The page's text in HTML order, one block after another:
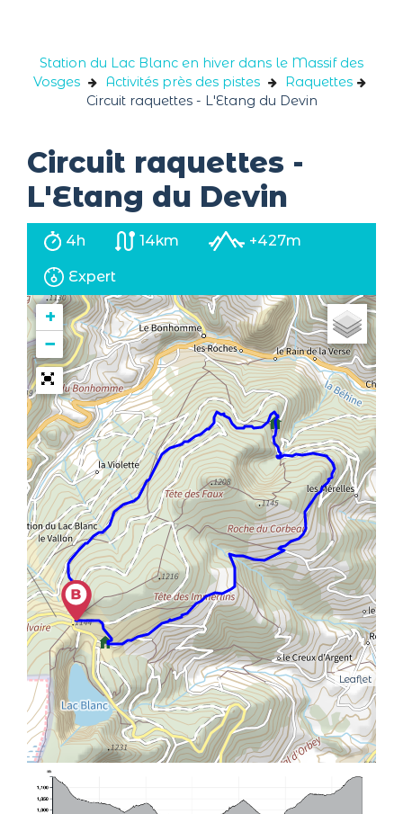
Station du Lac Blanc en hiver dans le Massif des
Vosges
Activités près des pistes
Raquettes
Circuit raquettes - L'Etang du Devin
Circuit raquettes -
L'Etang du Devin
4h 14km +427m
Expert
+
−
Leaflet